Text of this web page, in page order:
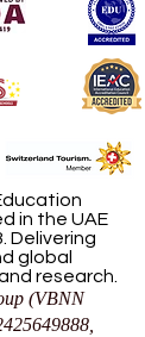
in the UAE
. Delivering
global
research.
(VBNN